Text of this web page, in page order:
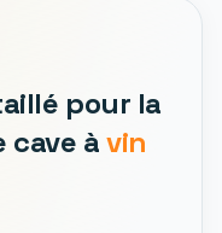
pour la
àvin